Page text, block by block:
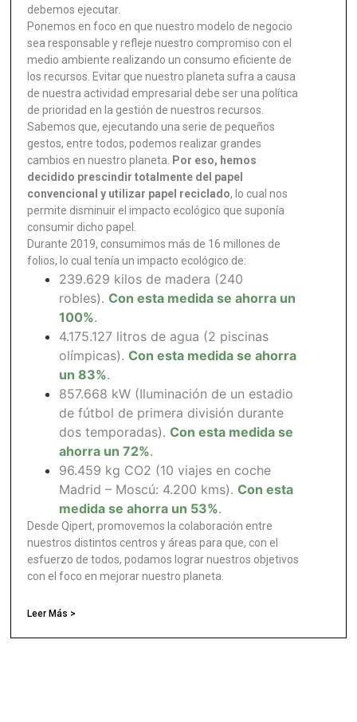
debemos ejecutar.
Ponemos en foco en que nuestro modelo de negocio
sea responsable y refleje nuestro compromiso con el
medio ambiente realizando un consumo eficiente de
los recursos. Evitar que nuestro planeta sufra a causa
de nuestra actividad empresarial debe ser una política
de prioridad en la gestión de nuestros recursos.
Sabemos que, ejecutando una serie de pequeños
gestos, entre todos, podemos realizar grandes
cambios en nuestro planeta. Por eso, hemos
decidido prescindir totalmente del papel
convencional y utilizar papel reciclado, lo cual nos
permite disminuir el impacto ecológico que suponía
consumir dicho papel.
Durante 2019, consumimos más de 16 millones de
folios, lo cual tenía un impacto ecológico de:
239.629 kilos de madera (240
robles). Con esta medida se ahorra un
100%.
4.175.127 litros de agua (2 piscinas
olímpicas). Con esta medida se ahorra
un 83%.
857.668 kW (Iluminación de un estadio
de fútbol de primera división durante
dos temporadas). Con esta medida se
ahorra un 72%.
96.459 kg CO2 (10 viajes en coche
Madrid – Moscú: 4.200 kms). Con esta
medida se ahorra un 53%.
Desde Qipert, promovemos la colaboración entre
nuestros distintos centros y áreas para que, con el
esfuerzo de todos, podamos lograr nuestros objetivos
con el foco en mejorar nuestro planeta.
Leer Más >